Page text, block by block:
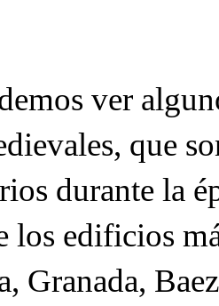
ver
que
durante la
los edificios
Granada,